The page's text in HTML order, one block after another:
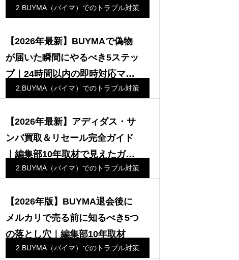
定の実態｜ザ・バイヤーズ
2.BUYMA（バイマ）でのトラブル対策
【2026年最新】BUYMAで偽物
が届いた瞬間にやるべき5ステッ
プ｜24時間以内の即時対応マニ
ュアル｜ザ・バイヤーズ編集部
2.BUYMA（バイマ）でのトラブル対策
【2026年最新】アディダス・サ
ンバ買取＆リセール完全ガイド
｜編集部10年取材で見えたガゼ
ル／カントリーの急騰相場と専
2.BUYMA（バイマ）でのトラブル対策
【2026年版】BUYMA退会後に
メルカリで売る前に知るべき5つ
の落とし穴｜編集部10年取材
2.BUYMA（バイマ）でのトラブル対策